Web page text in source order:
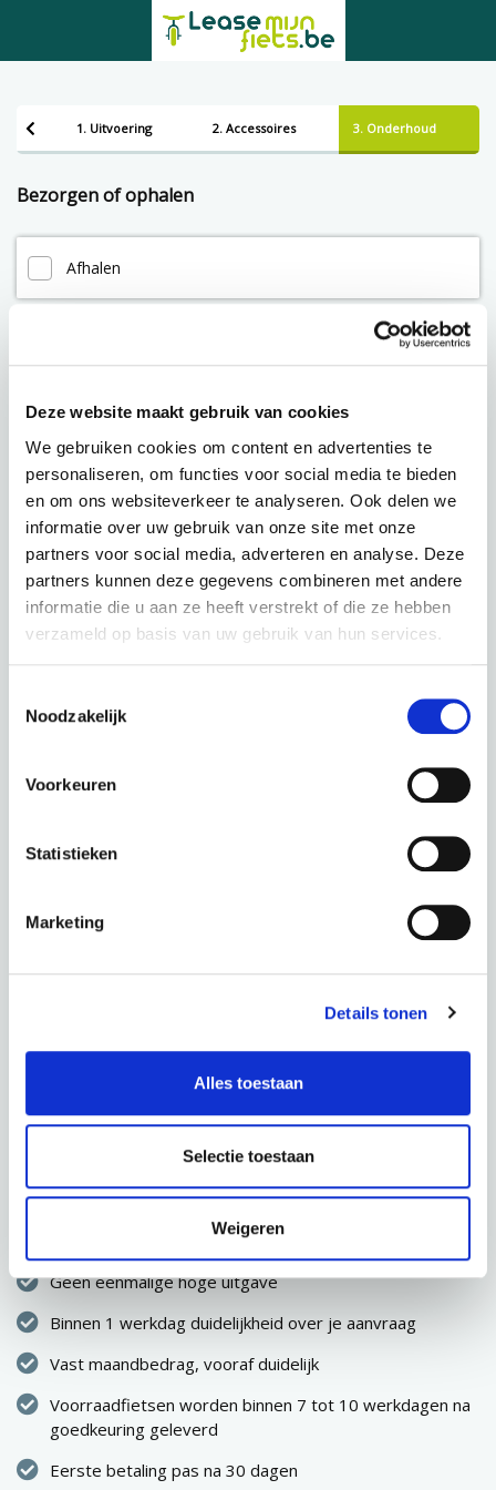
Deze website maakt gebruik van cookies
We gebruiken cookies om content en advertenties te
personaliseren, om functies voor social media te bieden
en om ons websiteverkeer te analyseren. Ook delen we
informatie over uw gebruik van onze site met onze
partners voor social media, adverteren en analyse. Deze
partners kunnen deze gegevens combineren met andere
informatie die u aan ze heeft verstrekt of die ze hebben
verzameld op basis van uw gebruik van hun services.
Noodzakelijk
Voorkeuren
Statistieken
Marketing
Details tonen
Alles toestaan
Selectie toestaan
Weigeren
1. Uitvoering 2. Accessoires 3. Onderhoud
Bezorgen of ophalen
Afhalen
Lening op afbetaling bij Lease-mijn-fiets.be
€83,33 p.m.
Deze fiets in een andere kleur :
Periode
60 Maanden
AANVRAGEN
Direct eigenaar van de fiets
Geen eenmalige hoge uitgave
Binnen 1 werkdag duidelijkheid over je aanvraag
Vast maandbedrag, vooraf duidelijk
Voorraadfietsen worden binnen 7 tot 10 werkdagen na
goedkeuring geleverd
Eerste betaling pas na 30 dagen